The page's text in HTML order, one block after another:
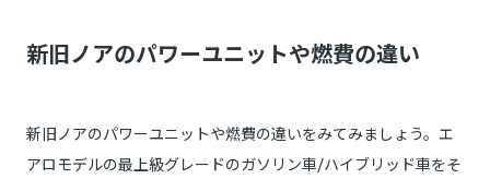
新旧ノアのパワーユニットや燃費の違い
新旧ノアのパワーユニットや燃費の違いをみてみましょう。エ
アロモデルの最上級グレードのガソリン車/ハイブリッド車をそ